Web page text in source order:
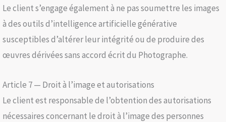
Le client s’engage également à ne pas soumettre les images
à des outils d’intelligence artificielle générative
susceptibles d’altérer leur intégrité ou de produire des
œuvres dérivées sans accord écrit du Photographe.
Article 7 — Droit à l’image et autorisations
Le client est responsable de l’obtention des autorisations
nécessaires concernant le droit à l’image des personnes